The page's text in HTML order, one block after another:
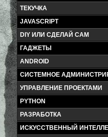
ТЕКУЧКА
JAVASCRIPT
DIY ИЛИ СДЕЛАЙ САМ
ГАДЖЕТЫ
ANDROID
СИСТЕМНОЕ
УПРАВЛЕНИЕ ПРОЕКТАМИ
PYTHON
РАЗРАБОТКА
ИСКУССТВЕННЫЙ